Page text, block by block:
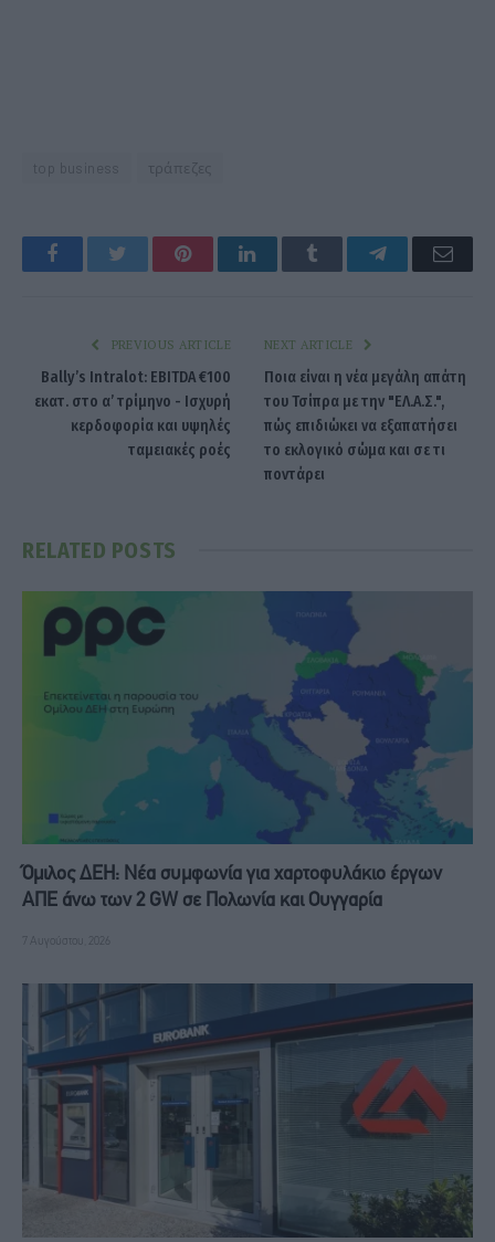
τράπεζες
Facebook Twitter PinterestLinkedIn Tumblr Telegram
PREVIOUS ARTICLE
Bally’s Intralot: EBITDA €100
εκατ. στο α’ τρίμηνο - Ισχυρή
κερδοφορία και υψηλές
ταμειακές ροές
NEXT ARTICLE
Ποια είναι η νέα μεγάλη απάτη
του Τσίπρα με την "ΕΛ.Α.Σ.",
πώς επιδιώκει να εξαπατήσει
το εκλογικό σώμα και σε τι
ποντάρει
RELATED POSTS
Όμιλος ΔΕΗ: Νέα συμφωνία για χαρτοφυλάκιο έργων
ΑΠΕ άνω των 2 GW σε Πολωνία και Ουγγαρία
7 Αυγούστου, 2026